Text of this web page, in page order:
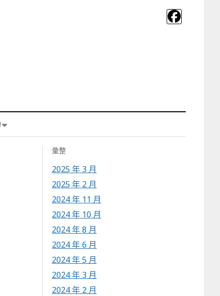
彙整
2025 年 3 月
2025 年 2 月
2024 年 11 月
2024 年 10 月
2024 年 8 月
2024 年 6 月
2024 年 5 月
2024 年 3 月
2024 年 2 月